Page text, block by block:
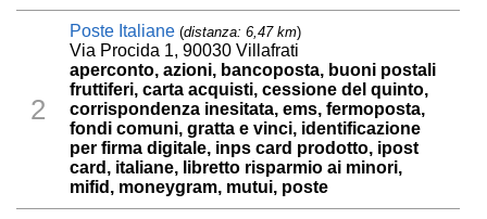
2
Poste Italiane (distanza: 6,47 km)
Via Procida 1, 90030 Villafrati
aperconto, azioni, bancoposta, buoni postali
fruttiferi, carta acquisti, cessione del quinto,
corrispondenza inesitata, ems, fermoposta,
fondi comuni, gratta e vinci, identificazione
per firma digitale, inps card prodotto, ipost
card, italiane, libretto risparmio ai minori,
mifid, moneygram, mutui, poste